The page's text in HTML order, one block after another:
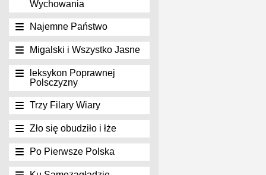
Wychowania
Najemne Państwo
Migalski i Wszystko Jasne
leksykon Poprawnej
Polsczyzny
Trzy Filary Wiary
Zło się obudziło i łże
Po Pierwsze Polska